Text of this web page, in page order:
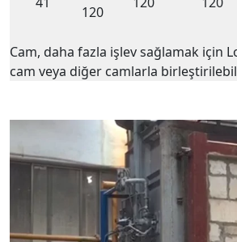
120
Cam, daha fazla işlev sağlamak için
cam veya diğer camlarla